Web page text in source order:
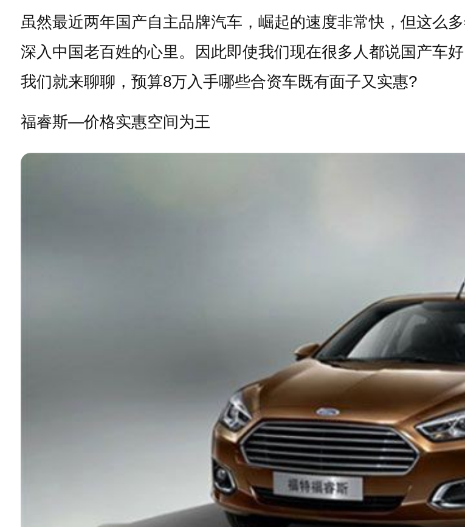
虽然最近两年国产自主品牌汽车，崛起的速度非常快，但这么
深入中国老百姓的心里。因此即使我们现在很多人都说国产车
我们就来聊聊，预算8万入手哪些合资车既有面子又实惠?
福睿斯—价格实惠空间为王